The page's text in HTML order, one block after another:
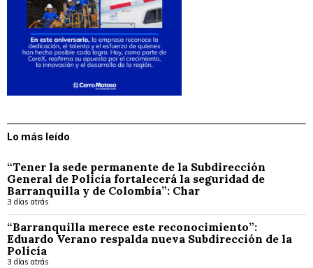
Lo más leído
“Tener la sede permanente de la Subdirección
General de Policía fortalecerá la seguridad de
Barranquilla y de Colombia”: Char
3 días atrás
“Barranquilla merece este reconocimiento”:
Eduardo Verano respalda nueva Subdirección de la
Policía
3 días atrás